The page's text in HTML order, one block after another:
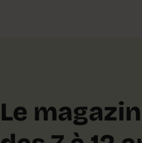
Le